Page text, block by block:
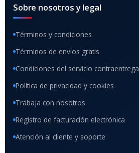
Sobre nosotros y legal
Términos y condiciones
Términos de envíos gratis
Condiciones del servicio contraentrega
Política de privacidad y cookies
Trabaja con nosotros
Registro de facturación electrónica
Atención al cliente y soporte